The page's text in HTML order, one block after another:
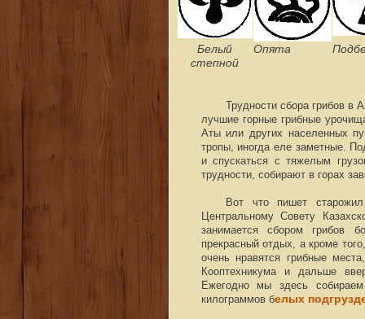
Белый
степной
Опята
Трудности сбора грибов в
лучшие горные грибные
Аты или других населенных
тропы, иногда еле заметные.
и спускаться с тяжелым
трудности, собирают в горах
Вот что пишет
Центральному Совету
занимается сбором грибов
прекрасный отдых, а кроме
очень нравятся грибные
Кооптехникума и дальше
Ежегодно мы здесь
килограммов белых